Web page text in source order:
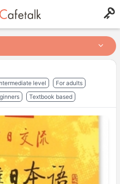
level
For adults
Textbook based
10:30
22:00
–
14:00
21:00
–
22:00